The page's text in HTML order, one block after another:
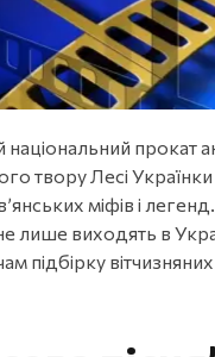
прокат
твору Лесі Українки
міфів і
лише виходять в
підбірку